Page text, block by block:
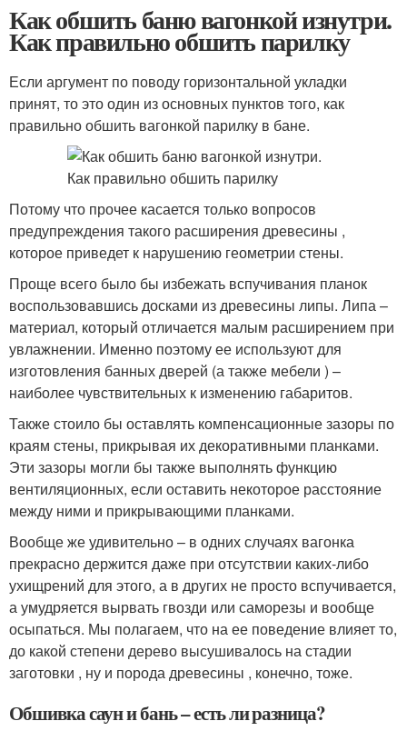
Как обшить баню вагонкой изнутри.
Как правильно обшить парилку
Если аргумент по поводу горизонтальной укладки
принят, то это один из основных пунктов того, как
правильно обшить вагонкой парилку в бане.
Потому что прочее касается только вопросов
предупреждения такого расширения древесины ,
которое приведет к нарушению геометрии стены.
Проще всего было бы избежать вспучивания планок
воспользовавшись досками из древесины липы. Липа –
материал, который отличается малым расширением при
увлажнении. Именно поэтому ее используют для
изготовления банных дверей (а также мебели ) –
наиболее чувствительных к изменению габаритов.
Также стоило бы оставлять компенсационные зазоры по
краям стены, прикрывая их декоративными планками.
Эти зазоры могли бы также выполнять функцию
вентиляционных, если оставить некоторое расстояние
между ними и прикрывающими планками.
Вообще же удивительно – в одних случаях вагонка
прекрасно держится даже при отсутствии каких-либо
ухищрений для этого, а в других не просто вспучивается,
а умудряется вырвать гвозди или саморезы и вообще
осыпаться. Мы полагаем, что на ее поведение влияет то,
до какой степени дерево высушивалось на стадии
заготовки , ну и порода древесины , конечно, тоже.
Обшивка саун и бань – есть ли разница?